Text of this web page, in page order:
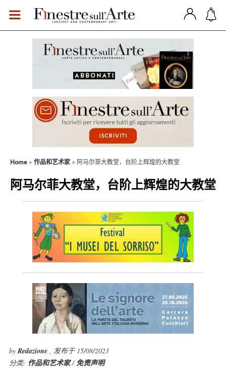
Home 作品和艺术家 阿马尔菲大教堂，台阶上辉煌的大教堂
阿马尔菲大教堂，台阶上辉煌的大教堂
byRedazione , 发布于 15/08/2023
分类: 作品和艺术家/免责声明